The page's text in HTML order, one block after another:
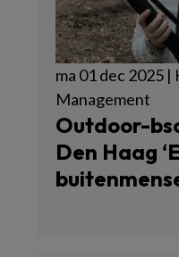
ma 01 dec 2025
Management
Outdoor-
Den Haag